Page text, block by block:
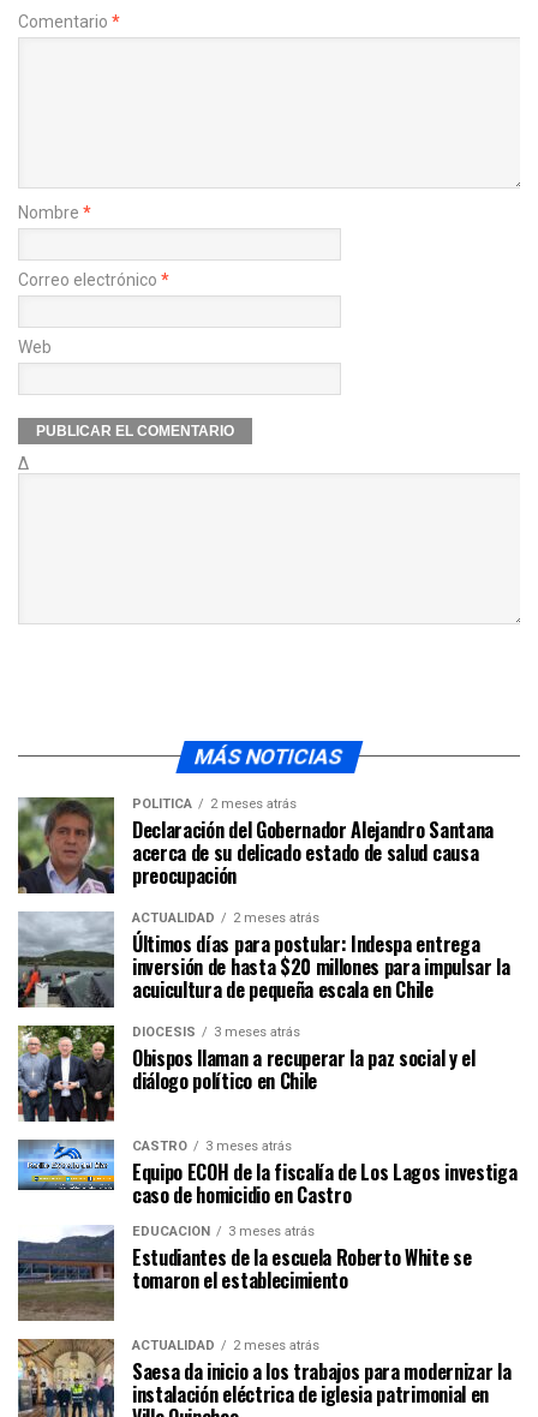
Comentario *
Nombre *
Correo electrónico *
Web
Δ
MÁS NOTICIAS
POLÍTICA 2 meses atrás
Declaración del Gobernador Alejandro Santana
acerca de su delicado estado de salud causa
preocupación
ACTUALIDAD 2 meses atrás
Últimos días para postular: Indespa entrega
inversión de hasta $20 millones para impulsar la
acuicultura de pequeña escala en Chile
DIÓCESIS 3 meses atrás
Obispos llaman a recuperar la paz social y el
diálogo político en Chile
CASTRO 3 meses atrás
Equipo ECOH de la fiscalía de Los Lagos investiga
caso de homicidio en Castro
EDUCACIÓN 3 meses atrás
Estudiantes de la escuela Roberto White se
tomaron el establecimiento
ACTUALIDAD 2 meses atrás
Saesa da inicio a los trabajos para modernizar la
instalación eléctrica de iglesia patrimonial en